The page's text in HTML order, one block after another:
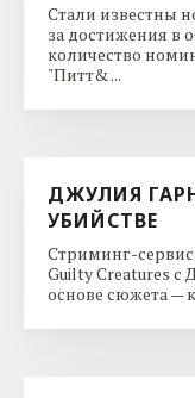
Стали известны
за достижения в
количество
"Питт& ...
ДЖУЛИЯ
УБИЙСТВЕ
Стриминг-
Guilty Creatures с
основе сюжета —